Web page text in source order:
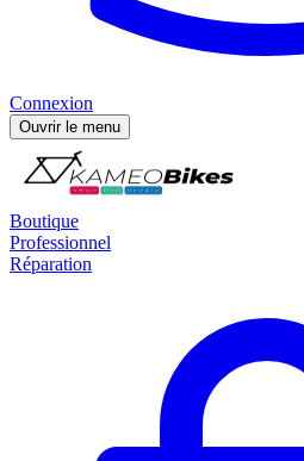
Connexion
Ouvrir le menu
Boutique
Professionnel
Réparation